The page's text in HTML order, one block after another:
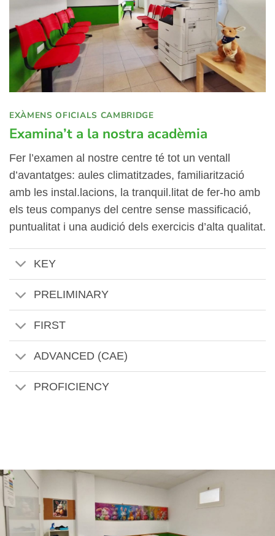
EXÀMENS OFICIALS CAMBRIDGE
Examina’t a la nostra acadèmia
Fer l’examen al nostre centre té tot un ventall
d’avantatges: aules climatitzades, familiarització
amb les instal.lacions, la tranquil.litat de fer-ho amb
els teus companys del centre sense massificació,
puntualitat i una audició dels exercicis d’alta qualitat.
KEY
PRELIMINARY
FIRST
ADVANCED (CAE)
PROFICIENCY